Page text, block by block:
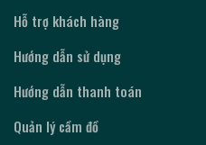
Hỗ trợ khách hàng
Hướng dẫn sử dụng
Hướng dẫn thanh toán
Quản lý cầm đồ